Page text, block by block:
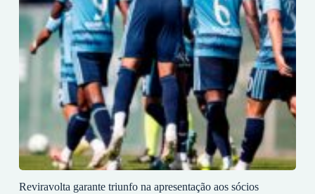
Reviravolta garante triunfo na apresentação aos sócios